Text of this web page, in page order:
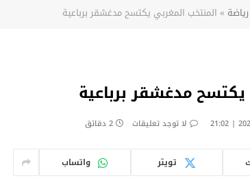
رياضة » المنتخب المغربي يكتسح مدغشقر برباعية
يكتسح مدغشقر برباعية
لا توجد تعليقات 2 دقائق
تويتر واتساب